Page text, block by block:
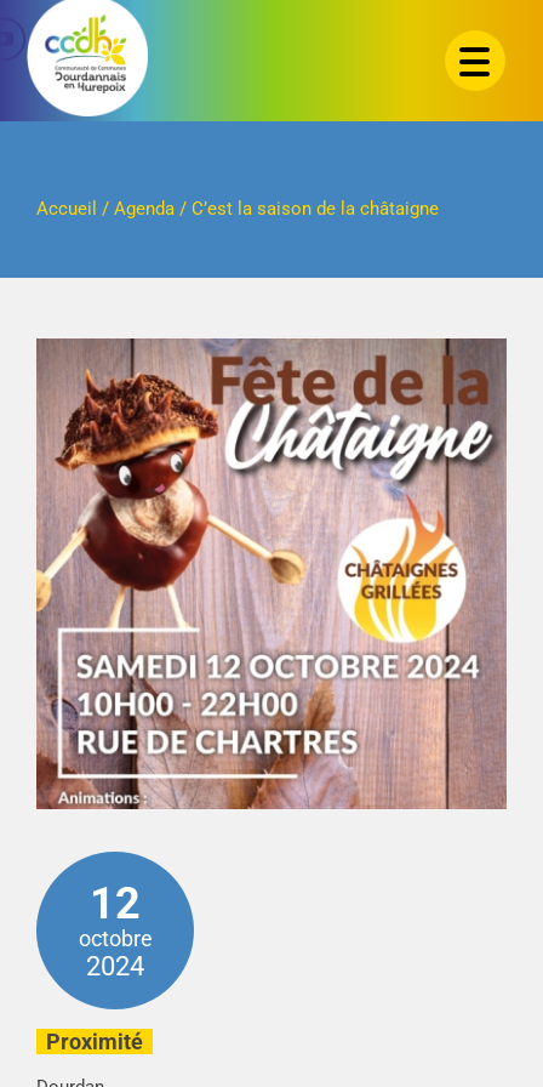
Passer
contenu
Accueil / Agenda/ C’est la saison de la châtaigne
12
octobre
2024
Proximité